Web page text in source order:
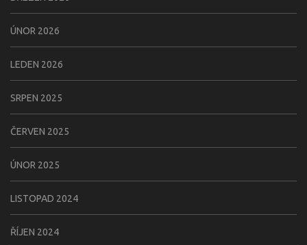
ÚNOR 2026
LEDEN 2026
SRPEN 2025
ČERVEN 2025
ÚNOR 2025
LISTOPAD 2024
ŘÍJEN 2024